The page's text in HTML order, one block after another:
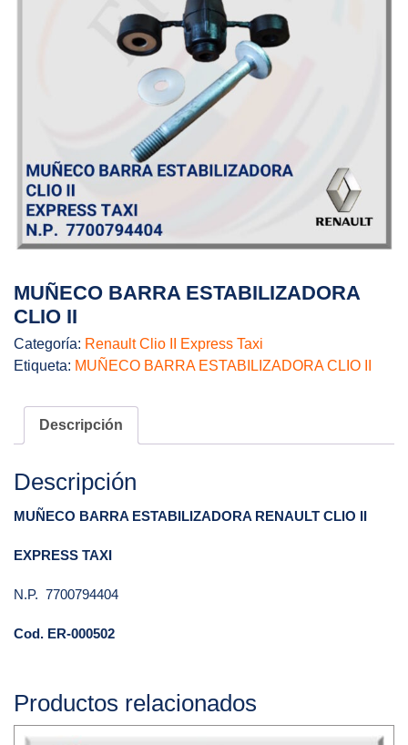
MUÑECO BARRA ESTABILIZADORA
CLIO II
Categoría: Renault Clio II Express Taxi
Etiqueta: MUÑECO BARRA ESTABILIZADORA CLIO II
Descripción
Descripción
MUÑECO BARRA ESTABILIZADORA RENAULT CLIO II
EXPRESS TAXI
N.P. 7700794404
Cod. ER-000502
Productos relacionados